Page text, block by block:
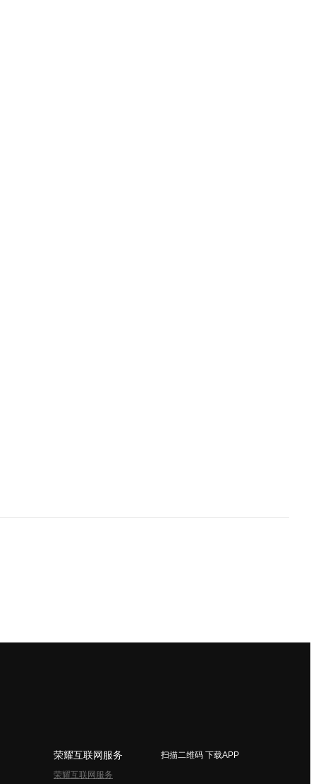
荣耀互联网服务
荣耀互联网服务
扫描二维码 下载APP